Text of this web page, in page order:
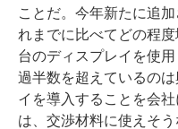
ことだ。今年新たに追
れまでに比べてどの程
台のディスプレイを使
過半数を超えているの
イを導入することを会
は、交渉材料に使えそう